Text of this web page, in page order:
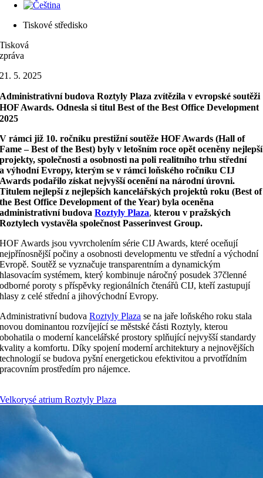
Tiskové středisko
Tisková
zpráva
21. 5. 2025
Administrativní budova Roztyly Plaza zvítězila v evropské soutěži
HOF Awards. Odnesla si titul Best of the Best Office Development
2025
V rámci již 10. ročníku prestižní soutěže HOF Awards (Hall of
Fame – Best of the Best) byly v letošním roce opět oceněny nejlepší
projekty, společnosti a osobnosti na poli realitního trhu střední
a výhodní Evropy, kterým se v rámci loňského ročníku CIJ
Awards podařilo získat nejvyšší ocenění na národní úrovni.
Titulem nejlepší z nejlepších kancelářských projektů roku (Best of
the Best Office Development of the Year) byla oceněna
administrativní budovaRoztyly Plaza,kterou v pražských
Roztylech vystavěla společnost Passerinvest Group.
HOF Awards jsou vyvrcholením série CIJ Awards, které oceňují
nejpřínosnější počiny a osobnosti developmentu ve střední a východní
Evropě. Soutěž se vyznačuje transparentním a dynamickým
hlasovacím systémem, který kombinuje náročný posudek 37členné
odborné poroty s příspěvky regionálních čtenářů CIJ, kteří zastupují
hlasy z celé střední a jihovýchodní Evropy.
Administrativní budovaRoztyly Plaza se na jaře loňského roku stala
novou dominantou rozvíjející se městské části Roztyly, kterou
obohatila o moderní kancelářské prostory splňující nejvyšší standardy
kvality a komfortu. Díky spojení moderní architektury a nejnovějších
technologií se budova pyšní energetickou efektivitou a prvotřídním
pracovním prostředím pro nájemce.
Velkorysé atrium Roztyly Plaza